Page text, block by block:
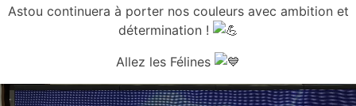
Astou continuera à porter nos couleurs avec ambition et
détermination !
Allez les Félines